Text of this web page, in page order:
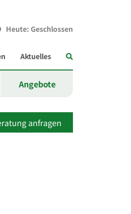
Heute: Geschlossen
Aktuelles
Angebote
anfragen